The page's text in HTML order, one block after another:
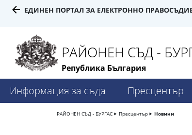
ЕДИНЕН ПОРТАЛ ЗА ЕЛЕКТРОННО
РАЙОНЕН СЪД -
Република България
Информация за съда Пресцентър
РАЙОНЕН СЪД - БУРГАС Пресцентър Новини